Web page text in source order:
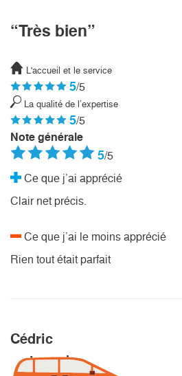
“Très bien”
L'accueil et le service
5/5
La qualité de l’expertise
5/5
Note générale
5/5
Ce que j’ai apprécié
Clair net précis.
Ce que j’ai le moins apprécié
Rien tout était parfait
Cédric